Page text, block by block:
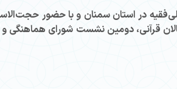
در استان سمنان و با حضور
قرآنی، دومین نشست شورای هماهنگی